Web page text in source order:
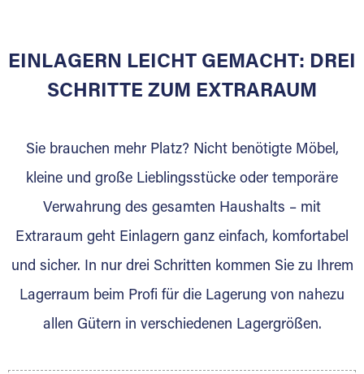
Sie bieten Kunden Lagerraum zur Miete, der
für die Einlagerung von Umzugsgut gebaut
Lagerkunden und Vermietungen.
Ihre Vorteile als Extraraum Partner:
Marktgerechte Preise
Digitale Buchungsplattform
Gewinnung von Neukunden
Nachricht.
EINLAGERN LEICHT GEMACHT: DREI
SCHRITTE ZUM EXTRARAUM
Sie brauchen mehr Platz? Nicht benötigte Möbel,
kleine und große Lieblingsstücke oder temporäre
Verwahrung des gesamten Haushalts – mit
Extraraum geht Einlagern ganz einfach, komfortabel
und sicher. In nur drei Schritten kommen Sie zu Ihrem
Lagerraum beim Profi für die Lagerung von nahezu
allen Gütern in verschiedenen Lagergrößen.